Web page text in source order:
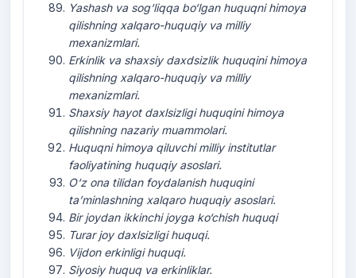
Yashash va sog‘liqqa bo‘lgan huquqni himoya
qilishning xalqaro-huquqiy va milliy
mexanizmlari.
Erkinlik va shaxsiy daxdsizlik huquqini himoya
qilishning xalqaro-huquqiy va milliy
mexanizmlari.
Shaxsiy hayot daxlsizligi huquqini himoya
qilishning nazariy muammolari.
Huquqni himoya qiluvchi milliy institutlar
faoliyatining huquqiy asoslari.
O‘z ona tilidan foydalanish huquqini
ta’minlashning xalqaro huquqiy asoslari.
Bir joydan ikkinchi joyga ko‘chish huquqi
Turar joy daxlsizligi huquqi.
Vijdon erkinligi huquqi.
Siyosiy huquq va erkinliklar.